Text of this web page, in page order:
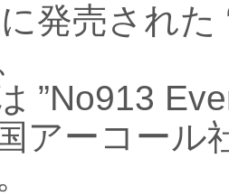
発売された
”No913
アーコール